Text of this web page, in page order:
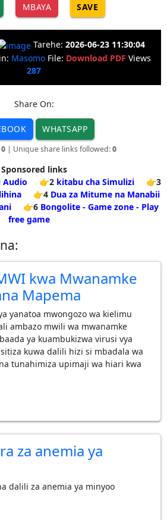
MBAYA SAVE
Tarehe: 2026-06-23 11:30:04
Masomo File: Download PDF Views
287
Share On:
WHATSAPP
0| Unique share links followed:0
Sponsored links
Audio 👉2 kitabu cha Simulizi
👉3
👉4 Dua za Mitume na Manabii
👉6 Bongolite - Game zone - Play
free game
kwa Mwanamke
Mapema
yanatoa mwongozo wa kielimu
ambazo mwili wa mwanamke
ya kuambukizwa virusi vya
kuwa dalili hizi si mbadala wa
tunahimiza upimaji wa hiari kwa
za anemia ya
dalili za anemia ya minyoo